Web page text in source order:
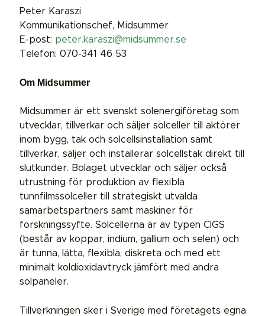
Peter Karaszi
Kommunikationschef, Midsummer
E-post: peter.karaszi@midsummer.se
Telefon: 070-341 46 53
Om Midsummer
Midsummer är ett svenskt solenergiföretag som
utvecklar, tillverkar och säljer solceller till aktörer
inom bygg, tak och solcellsinstallation samt
tillverkar, säljer och installerar solcellstak direkt till
slutkunder. Bolaget utvecklar och säljer också
utrustning för produktion av flexibla
tunnfilmssolceller till strategiskt utvalda
samarbetspartners samt maskiner för
forskningssyfte. Solcellerna är av typen CIGS
(består av koppar, indium, gallium och selen) och
är tunna, lätta, flexibla, diskreta och med ett
minimalt koldioxidavtryck jämfört med andra
solpaneler.
Tillverkningen sker i Sverige med företagets egna